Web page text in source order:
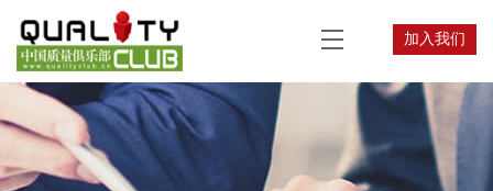
加入我们